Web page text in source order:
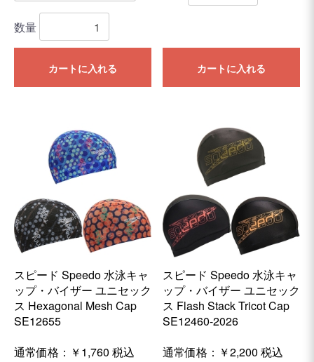
数量
カートに入れる カートに入れる
スピード Speedo 水泳キャ
ップ・バイザー ユニセック
ス Hexagonal Mesh Cap
SE12655
通常価格： ￥1,760 税込
スピード Speedo 水泳キャ
ップ・バイザー ユニセック
ス Flash Stack Tricot Cap
SE12460-2026
通常価格： ￥2,200 税込